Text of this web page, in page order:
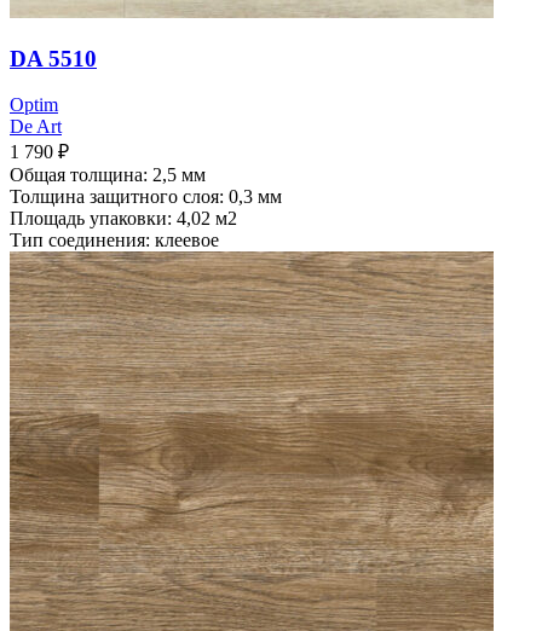
DA 5510
Optim
De Art
1 790 ₽
Общая толщина: 2,5 мм
Толщина защитного слоя: 0,3 мм
Площадь упаковки: 4,02 м2
Тип соединения: клеевое